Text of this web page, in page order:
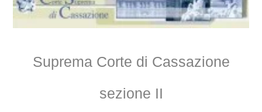
Suprema Corte di Cassazione
sezione II